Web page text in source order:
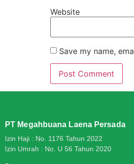
Website
Save my name,
PT Megahbuana Laena Persada
Izin Haji : No. 1176 Tahun 2022
Izin Umrah : No. U 56 Tahun 2020